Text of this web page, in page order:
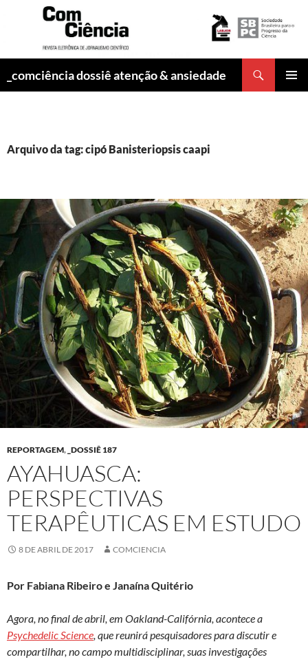
_comciência dossiê atenção & ansiedade
Arquivo da tag: cipó Banisteriopsis caapi
REPORTAGEM, _DOSSIÊ 187
AYAHUASCA:
PERSPECTIVAS
TERAPÊUTICAS EM ESTUDO
8 DE ABRIL DE 2017 COMCIENCIA
Por Fabiana Ribeiro e Janaína Quitério
Agora, no final de abril, em Oakland-Califórnia, acontece a
Psychedelic Science, que reunirá pesquisadores para discutir e
compartilhar, no campo multidisciplinar, suas investigações